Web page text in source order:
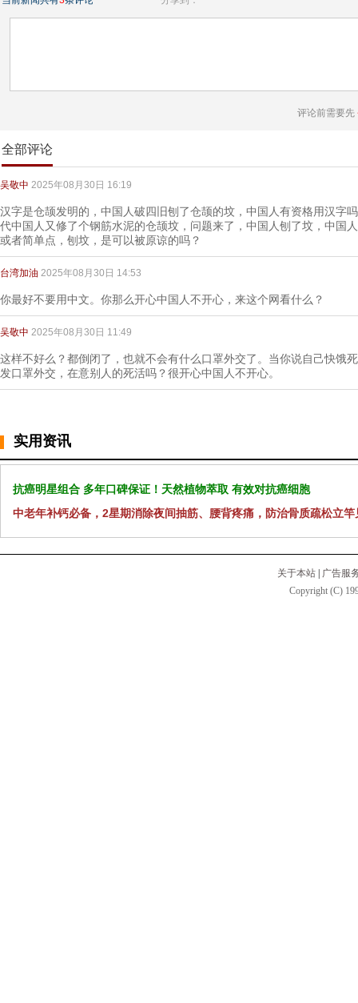
评论前需要先
全部评论
吴敬中 2025年08月30日 16:19
汉字是仓颉发明的，中国人破四旧刨了仓颉的坟，中国人有资格用汉字
代中国人又修了个钢筋水泥的仓颉坟，问题来了，中国人刨了坟，中国
或者简单点，刨坟，是可以被原谅的吗？
台湾加油 2025年08月30日 14:53
你最好不要用中文。你那么开心中国人不开心，来这个网看什么？
吴敬中 2025年08月30日 11:49
这样不好么？都倒闭了，也就不会有什么口罩外交了。当你说自己快饿
发口罩外交，在意别人的死活吗？很开心中国人不开心。
实用资讯
抗癌明星组合 多年口碑保证！天然植物萃取 有效对抗癌细胞
中老年补钙必备，2星期消除夜间抽筋、腰背疼痛，防治骨质疏松立竿
关于本站
广告服
Copyright (C)